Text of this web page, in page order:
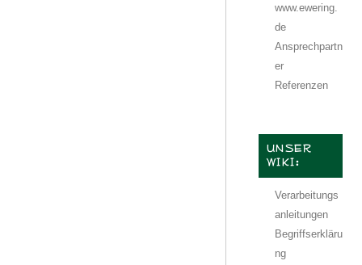
www.ewering.
de
Ansprechpartn
er
Referenzen
UNSER
WIKI:
Verarbeitungs
anleitungen
Begriffserkläru
ng